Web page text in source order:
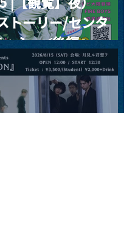
トーリー/センタ
シュ⚡️後編』